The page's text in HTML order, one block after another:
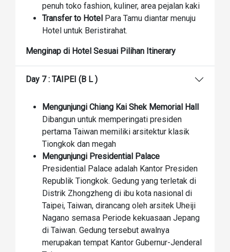
penuh toko fashion, kuliner, area pejalan kaki
Transfer to Hotel Para Tamu diantar menuju
Hotel untuk Beristirahat.
Menginap di Hotel Sesuai Pilihan Itinerary
Day 7 : TAIPEI (B L )
Mengunjungi Chiang Kai Shek Memorial Hall
Dibangun untuk memperingati presiden
pertama Taiwan memiliki arsitektur klasik
Tiongkok dan megah
Mengunjungi Presidential Palace
Presidential Palace adalah Kantor Presiden
Republik Tiongkok. Gedung yang terletak di
Distrik Zhongzheng di ibu kota nasional di
Taipei, Taiwan, dirancang oleh arsitek Uheiji
Nagano semasa Periode kekuasaan Jepang
di Taiwan. Gedung tersebut awalnya
merupakan tempat Kantor Gubernur-Jenderal